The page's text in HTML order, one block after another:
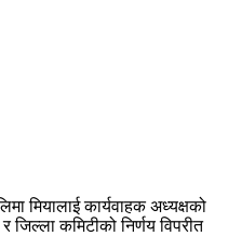
मियालाई कार्यवाहक अध्यक्षको
जिल्ला कमिटीको निर्णय विपरीत